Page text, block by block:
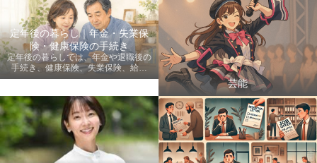
定年後の暮らし｜年金・失業保
険・健康保険の手続き
定年後の暮らしでは、年金や退職後の
手続き、健康保険、失業保険、給付
金、医療費など、老後に知っておきた
します。
芸能